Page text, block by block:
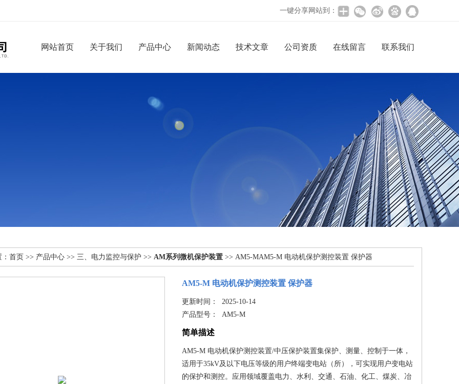
一键分享网站到：
网站首页 关于我们 产品中心 新闻动态 技术文章 公司资质 在线留言 联系我们
首页 >> 产品中心 >> 三、电力监控与保护 >> AM系列微机保护装置 >> AM5-MAM5-M 电动机保护测控装置 保护器
AM5-M 电动机保护测控装置 保护器
更新时间： 2025-10-14
产品型号：AM5-M
简单描述
AM5-M 电动机保护测控装置/中压保护装置集保护、测量、控制于一体，
适用于35kV及以下电压等级的用户终端变电站（所），可实现用户变电站
的保护和测控。应用领域覆盖电力、水利、交通、石油、化工、煤炭、冶